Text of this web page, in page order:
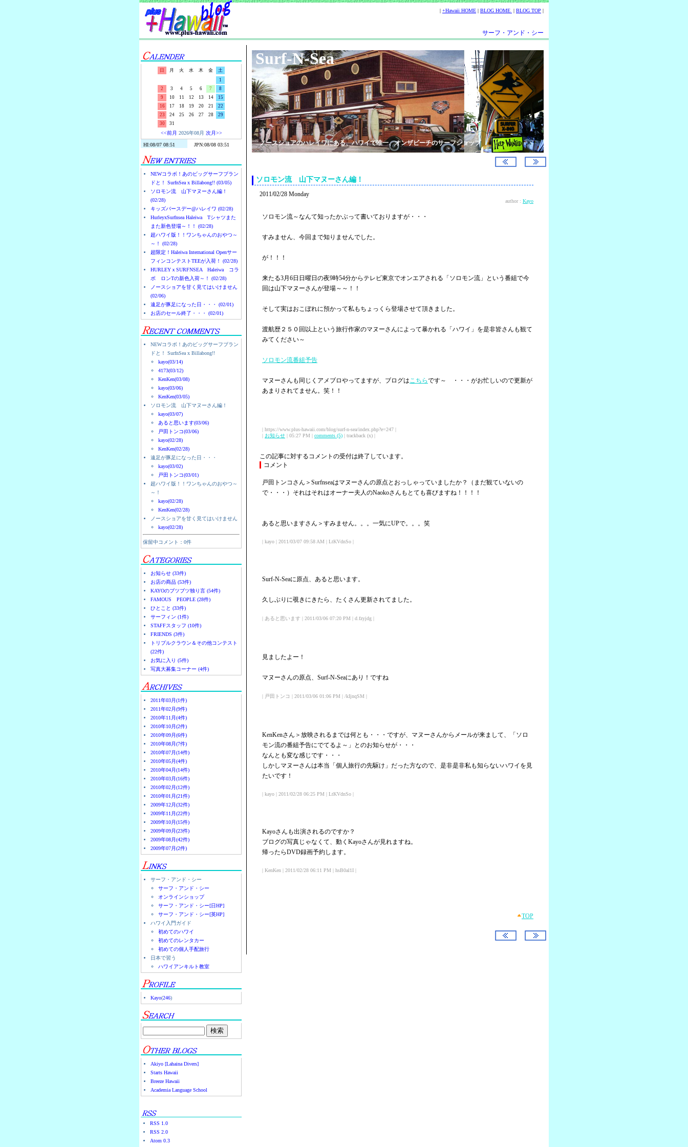
| +Hawaii HOME | BLOG HOME | BLOG TOP |
サーフ・アンド・シー
日 月 火 水 木 金
土
1
2
3 4 5 6 7
8
9
10 11 12 13 14
15
16
17 18 19 20 21
22
23
24 25 26 27 28
29
30
31
<<前月 2026年08月 次月>>
NEWコラボ！あのビッグサーフブラン
ドと！ SurfnSea x Billabong!! (03/05)
ソロモン流 山下マヌーさん編！
(02/28)
キッズバースデー@ハレイワ (02/28)
HurleyxSurfnsea Haleiwa Tシャツまた
また新色登場～！！ (02/28)
超ハワイ版！！ワンちゃんのおやつ～
～！ (02/28)
超限定！Haleiwa International Openサー
フィンコンテストTEEが入荷！ (02/28)
HURLEYｘSURFNSEA Haleiwa コラ
ボ ロンTの新色入荷～！ (02/28)
ノースショアを甘く見てはいけません
(02/06)
遠足が豚足になった日・・・ (02/01)
お店のセール終了・・・ (02/01)
NEWコラボ！あのビッグサーフブラン
ドと！ SurfnSea x Billabong!!
kayo(03/14)
4173(03/12)
KenKen(03/08)
kayo(03/06)
KenKen(03/05)
ソロモン流 山下マヌーさん編！
kayo(03/07)
あると思います(03/06)
戸田トンコ(03/06)
kayo(02/28)
KenKen(02/28)
遠足が豚足になった日・・・
kayo(03/02)
戸田トンコ(03/01)
超ハワイ版！！ワンちゃんのおやつ～
～！
kayo(02/28)
KenKen(02/28)
ノースショアを甘く見てはいけません
kayo(02/28)
保留中コメント：0件
お知らせ (33件)
お店の商品 (53件)
KAYOのブツブツ独り言 (54件)
FAMOUS PEOPLE (28件)
ひとこと (33件)
サーフィン (1件)
STAFFスタッフ (10件)
FRIENDS (3件)
トリプルクラウン＆その他コンテスト
(22件)
お気に入り (5件)
写真大募集コーナー (4件)
2011年03月(1件)
2011年02月(9件)
2010年11月(4件)
2010年10月(2件)
2010年09月(6件)
2010年08月(7件)
2010年07月(14件)
2010年05月(4件)
2010年04月(14件)
2010年03月(16件)
2010年02月(12件)
2010年01月(21件)
2009年12月(32件)
2009年11月(22件)
2009年10月(15件)
2009年09月(23件)
2009年08月(42件)
2009年07月(2件)
サーフ・アンド・シー
サーフ・アンド・シー
オンラインショップ
サーフ・アンド・シー[日HP]
サーフ・アンド・シー[英HP]
ハワイ入門ガイド
初めてのハワイ
初めてのレンタカー
初めての個人手配旅行
日本で習う
ハワイアンキルト教室
Kayo(246)
Akiyo [Lahaina Divers]
Starts Hawaii
Breeze Hawaii
Academia Language School
RSS 1.0
RSS 2.0
Atom 0.3
Surf-N-Sea
ノースショアのハレイワにある、ハワイで唯一、オンザビーチのサーフショップ
ソロモン流 山下マヌーさん編！
2011/02/28 Monday
author : Kayo
ソロモン流～なんて知ったかぶって書いておりますが・・・
すみません、今回まで知りませんでした。
が！！！
来たる3月6日日曜日の夜9時54分からテレビ東京でオンエアされる「ソロモン流」という番組で今
回は山下マヌーさんが登場～～！！
そして実はおこぼれに預かって私もちょっくら登場させて頂きました。
渡航歴２５０回以上という旅行作家のマヌーさんによって暴かれる「ハワイ」を是非皆さんも観て
みてください～
ソロモン流番組予告
マヌーさんも同じくアメブロやってますが、ブログはこちらです～ ・・・がお忙しいので更新が
あまりされてません。笑！！
| https://www.plus-hawaii.com/blog/surf-n-sea/index.php?e=247 |
| お知らせ | 05:27 PM | comments (5) | trackback (x) |
この記事に対するコメントの受付は終了しています。
コメント
戸田トンコさん＞Surfnseaはマヌーさんの原点とおっしゃっていましたか？（まだ観ていないの
で・・・）それはそれはオーナー夫人のNaokoさんもとても喜びますね！！！！
あると思いますさん＞すみません。。。一気にUPで。。。笑
| kayo | 2011/03/07 09:58 AM | LtKVdnSo |
Surf-N-Seaに原点、あると思います。
久しぶりに覗きにきたら、たくさん更新されてました。
| あると思います | 2011/03/06 07:20 PM | d.fzyjdg |
見ましたよー！
マヌーさんの原点、Surf-N-Seaにあり！ですね
| 戸田トンコ | 2011/03/06 01:06 PM | /kIjnqSM |
KenKenさん＞放映されるまでは何とも・・・ですが、マヌーさんからメールが来まして、「ソロ
モン流の番組予告にでてるよ～」とのお知らせが・・・
なんとも変な感じです・・・
しかしマヌーさんは本当「個人旅行の先駆け」だった方なので、是非是非私も知らないハワイを見
たいです！
| kayo | 2011/02/28 06:25 PM | LtKVdnSo |
Kayoさんも出演されるのですか？
ブログの写真じゃなくて、動くKayoさんが見れますね。
帰ったらDVD録画予約します。
| KenKen | 2011/02/28 06:11 PM | hsB0al1I |
TOP